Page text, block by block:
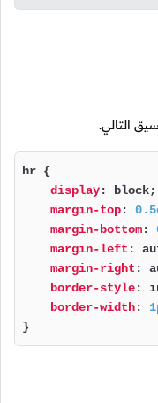
التالي.
hr {
display: block;
margin-top:
margin-bottom:
margin-left :
margin-right :
border-style:
border-width:
}